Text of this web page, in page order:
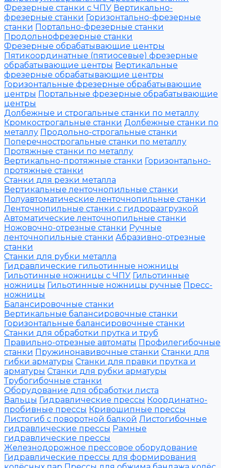
Фрезерные станки с ЧПУ Вертикально-
фрезерные станки Горизонтально-фрезерные
станки Портально-фрезерные станки
Продольнофрезерные станки
Фрезерные обрабатывающие центры
Пятикоординатные (пятиосевые) фрезерные
обрабатывающие центры Вертикальные
фрезерные обрабатывающие центры
Горизонтальные фрезерные обрабатывающие
центры Портальные фрезерные обрабатывающие
центры
Долбежные и строгальные станки по металлу
Кромкострогальные станки Долбежные станки по
металлу Продольно-строгальные станки
Поперечнострогальные станки по металлу
Протяжные станки по металлу
Вертикально-протяжные станки Горизонтально-
протяжные станки
Станки для резки металла
Вертикальные ленточнопильные станки
Полуавтоматические ленточнопильные станки
Ленточнопильные станки с гидроразгрузкой
Автоматические ленточнопильные станки
Ножовочно-отрезные станки Ручные
ленточнопильные станки Абразивно-отрезные
станки
Станки для рубки металла
Гидравлические гильотинные ножницы
Гильотинные ножницы с ЧПУ Гильотинные
ножницы Гильотинные ножницы ручные Пресс-
ножницы
Балансировочные станки
Вертикальные балансировочные станки
Горизонтальные балансировочные станки
Станки для обработки прутка и труб
Правильно-отрезные автоматы Профилегибочные
станки Пружинонавивочные станки Станки для
гибки арматуры Станки для правки прутка и
арматуры Станки для рубки арматуры
Трубогибочные станки
Оборудование для обработки листа
Вальцы Гидравлические прессы Координатно-
пробивные прессы Кривошипные прессы
Листогиб с поворотной балкой Листогибочные
гидравлические прессы Рамные
гидравлические прессы
Железнодорожное прессовое оборудование
Гидравлические прессы для формирования